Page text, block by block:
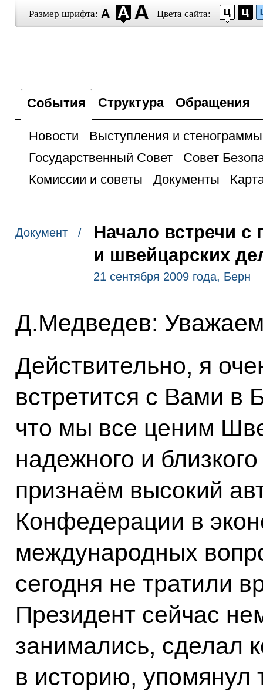
Размер шрифта: Цвета сайта:
События Структура Обращения
Новости
Выступления и стенограммы
Государственный Совет
Совет
Комиссии и советы
Документы
Документ /
Начало встречи с
и швейцарских
21 сентября 2009 года, Берн
Д.Медведев:
Действительно, я
встретится с Вами в
что мы все ценим
надежного и
признаём высокий
Конфедерации в
международных
сегодня не тратили
Президент сейчас
занимались, сделал
в историю, упомянул